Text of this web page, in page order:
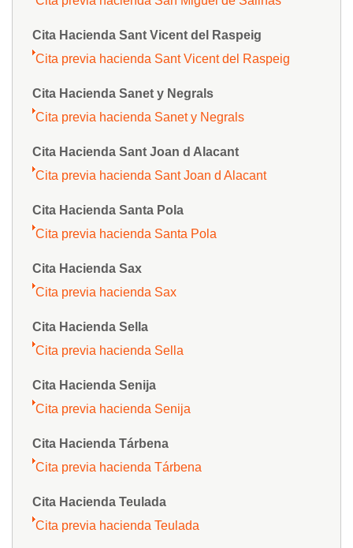
Cita Hacienda Sant Vicent del Raspeig
Cita previa hacienda Sant Vicent del Raspeig
Cita Hacienda Sanet y Negrals
Cita previa hacienda Sanet y Negrals
Cita Hacienda Sant Joan d Alacant
Cita previa hacienda Sant Joan d Alacant
Cita Hacienda Santa Pola
Cita previa hacienda Santa Pola
Cita Hacienda Sax
Cita previa hacienda Sax
Cita Hacienda Sella
Cita previa hacienda Sella
Cita Hacienda Senija
Cita previa hacienda Senija
Cita Hacienda Tárbena
Cita previa hacienda Tárbena
Cita Hacienda Teulada
Cita previa hacienda Teulada